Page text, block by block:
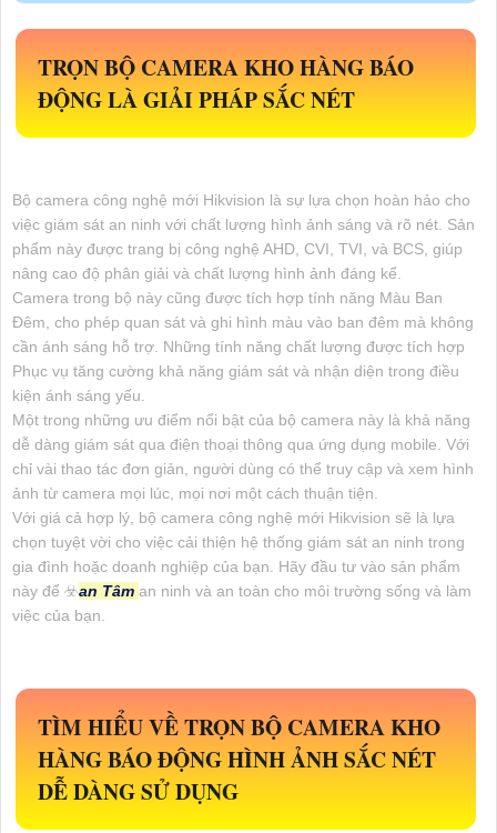
TRỌN BỘ CAMERA KHO HÀNG BÁO
ĐỘNGLÀ GIẢI PHÁP SẮC NÉT
Bộ camera công nghệ mới Hikvision là sự lựa chọn hoàn hảo cho
việc giám sát an ninh với chất lượng hình ảnh sáng và rõ nét. Sản
phẩm này được trang bị công nghệ AHD, CVI, TVI, và BCS, giúp
nâng cao độ phân giải và chất lượng hình ảnh đáng kể.
Camera trong bộ này cũng được tích hợp tính năng Màu Ban
Đêm, cho phép quan sát và ghi hình màu vào ban đêm mà không
cần ánh sáng hỗ trợ. Những tính năng chất lượng được tích hợp
Phục vụ tăng cường khả năng giám sát và nhận diện trong điều
kiện ánh sáng yếu.
Một trong những ưu điểm nổi bật của bộ camera này là khả năng
dễ dàng giám sát qua điện thoại thông qua ứng dụng mobile. Với
chỉ vài thao tác đơn giản, người dùng có thể truy cập và xem hình
ảnh từ camera mọi lúc, mọi nơi một cách thuận tiện.
Với giá cả hợp lý, bộ camera công nghệ mới Hikvision sẽ là lựa
chọn tuyệt vời cho việc cải thiện hệ thống giám sát an ninh trong
gia đình hoặc doanh nghiệp của bạn. Hãy đầu tư vào sản phẩm
này để ☣️an Tâm an ninh và an toàn cho môi trường sống và làm
việc của bạn.
TÌM HIỂU VỀTRỌN BỘ CAMERA KHO
HÀNG BÁO ĐỘNGHÌNH ẢNH SẮC NÉT
DỄ DÀNG SỬ DỤNG